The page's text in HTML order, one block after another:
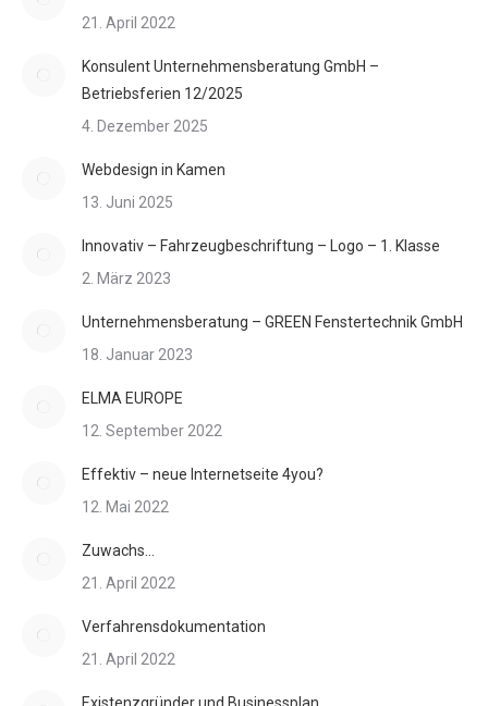
21. April 2022
Konsulent Unternehmensberatung GmbH –
Betriebsferien 12/2025
4. Dezember 2025
Webdesign in Kamen
13. Juni 2025
Innovativ – Fahrzeugbeschriftung – Logo – 1. Klasse
2. März 2023
Unternehmensberatung – GREEN Fenstertechnik GmbH
18. Januar 2023
ELMA EUROPE
12. September 2022
Effektiv – neue Internetseite 4you?
12. Mai 2022
Zuwachs…
21. April 2022
Verfahrensdokumentation
21. April 2022